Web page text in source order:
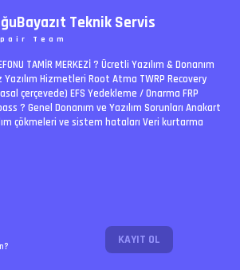
KAYIT OL
Teknik Servis
Team
TAMİR MERKEZİ ?️ Ücretli Yazılım & Donanım
Hizmetleri Root Atma TWRP Recovery
çerçevede) EFS Yedekleme / Onarma FRP
? Genel Donanım ve Yazılım Sorunları Anakart
çökmeleri ve sistem hataları Veri kurtarma